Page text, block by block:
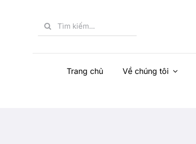
Search
for:
Trang chủ Về chúng tôi